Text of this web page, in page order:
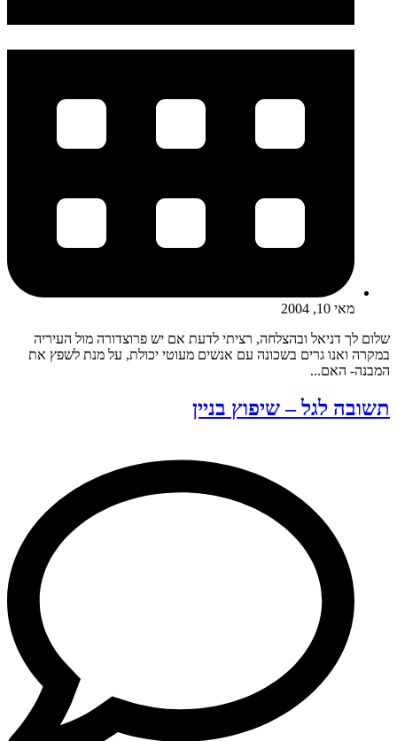
מאי 10, 2004
שלום לך דניאל ובהצלחה, רציתי לדעת אם יש פרוצדורה מול העיריה
במקרה ואנו גרים בשכונה עם אנשים מעוטי יכולת, על מנת לשפץ את
המבנה- האם...
תשובה לגל – שיפוץ בניין